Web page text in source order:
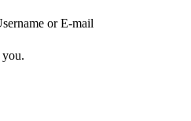
or E-mail